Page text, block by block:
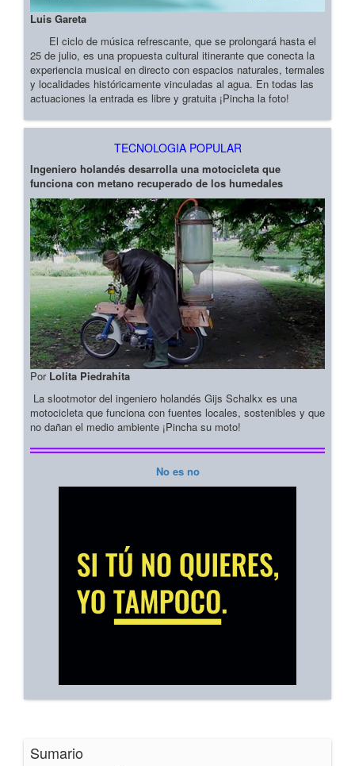
Luis Gareta
El ciclo de música refrescante, que se prolongará hasta el
25 de julio, es una propuesta cultural itinerante que conecta la
experiencia musical en directo con espacios naturales, termales
y localidades históricamente vinculadas al agua. En todas las
actuaciones la entrada es libre y gratuita ¡Pincha la foto!
TECNOLOGIA POPULAR
Ingeniero holandés desarrolla una motocicleta que
funciona con metano recuperado de los humedales
Por Lolita Piedrahita
La slootmotor del ingeniero holandés Gijs Schalkx es una
motocicleta que funciona con fuentes locales, sostenibles y que
no dañan el medio ambiente ¡Pincha su moto!
No es no
Sumario